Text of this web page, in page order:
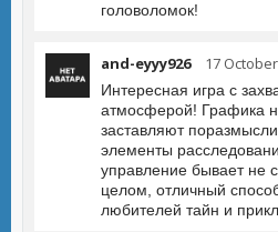
головоломок!
and-eyyy926 17
Интересная игра с
атмосферой! Графика
заставляют
элементы
управление бывает не
целом, отличный
любителей тайн и